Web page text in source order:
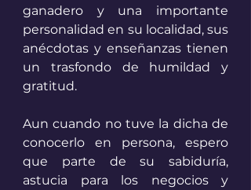
ganadero y una importante
personalidad en su localidad, sus
anécdotas y enseñanzas tienen
un trasfondo de humildad y
gratitud.
Aun cuando no tuve la dicha de
conocerlo en persona, espero
que parte de su sabiduría,
astucia para los negocios y